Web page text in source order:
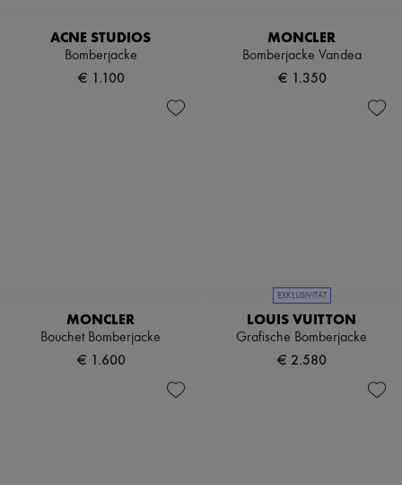
ACNE STUDIOS
Bomberjacke
€ 1.100
MONCLER
Bomberjacke Vandea
€ 1.350
MONCLER
Bouchet Bomberjacke
€ 1.600
EXKLUSIVITÄT
LOUIS VUITTON
Grafische Bomberjacke
€ 2.580